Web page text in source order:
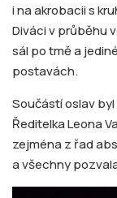
i na akrobacii s
Diváci v průběhu
sál po tmě a
postavách.
Součástí oslav
Ředitelka Leona
zejména z řad
a všechny